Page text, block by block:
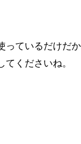
ているだけだ
くださいね。